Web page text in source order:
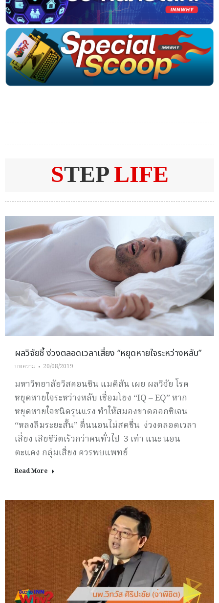
STEP LIFE
ผลวิจัยชี้ ง่วงตลอดเวลาเสี่ยง “หยุดหายใจระหว่างหลับ”
บทความ 20/08/2019
มหาวิทยาลัยวิสคอนซิน แมดิสัน เผย ผลวิจัย โรค
หยุดหายใจระหว่างหลับ เชื่อมโยง “IQ – EQ” หาก
หยุดหายใจชนิดรุนแรง ทำให้สมองขาดออกซิเจน
“หลงลืมระยะสั้น” ตื่นนอนไม่สดชื่น ง่วงตลอดเวลา
เสี่ยง เสียชีวิตเร็วกว่าคนทั่วไป 3 เท่า แนะ นอน
ตะแคง กลุ่มเสี่ยง ควรพบแพทย์
Read More